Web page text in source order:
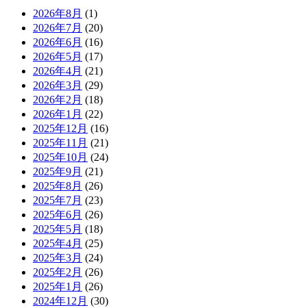
2026年8月 (1)
2026年7月 (20)
2026年6月 (16)
2026年5月 (17)
2026年4月 (21)
2026年3月 (29)
2026年2月 (18)
2026年1月 (22)
2025年12月 (16)
2025年11月 (21)
2025年10月 (24)
2025年9月 (21)
2025年8月 (26)
2025年7月 (23)
2025年6月 (26)
2025年5月 (18)
2025年4月 (25)
2025年3月 (24)
2025年2月 (26)
2025年1月 (26)
2024年12月 (30)